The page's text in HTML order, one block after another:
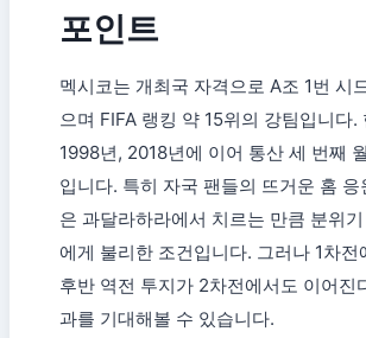
포인트
멕시코는 개최국 자격으로 A조 1번 시
으며 FIFA 랭킹 약 15위의 강팀입니다.
1998년, 2018년에 이어 통산 세 번째
입니다. 특히 자국 팬들의 뜨거운 홈 응
은 과달라하라에서 치르는 만큼 분위
에게 불리한 조건입니다. 그러나 1차전
후반 역전 투지가 2차전에서도 이어진
과를 기대해볼 수 있습니다.